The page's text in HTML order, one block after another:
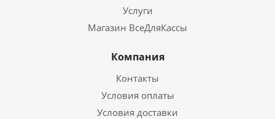
Услуги
Магазин ВсеДляКассы
Компания
Контакты
Условия оплаты
Условия доставки